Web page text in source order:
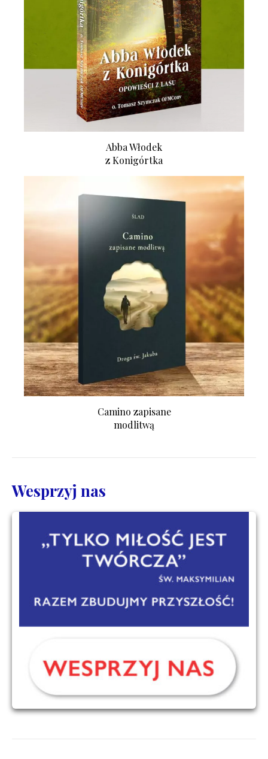
Abba Włodek
z Konigórtka
Camino zapisane
modlitwą
Wesprzyj nas